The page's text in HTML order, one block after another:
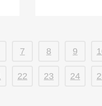
7 8 9
22 23 24